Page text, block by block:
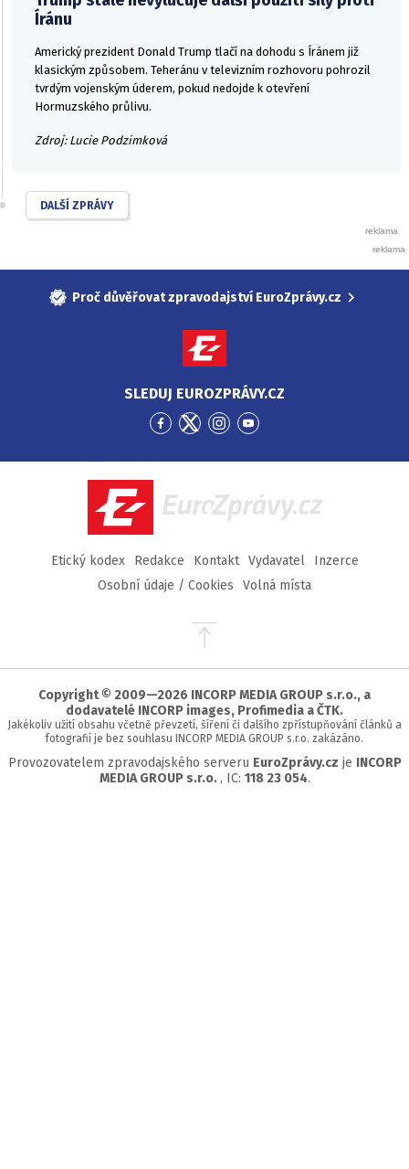
Íránu
Americký prezident Donald Trump tlačí na dohodu s Íránem již
klasickým způsobem. Teheránu v televizním rozhovoru pohrozil
tvrdým vojenským úderem, pokud nedojde k otevření
Hormuzského průlivu.
Zdroj: Lucie Podzimková
DALŠÍ ZPRÁVY
Proč důvěřovat zpravodajství EuroZprávy.cz
SLEDUJ EUROZPRÁVY.CZ
Přejít
Facebook
Přejít
Twitter
Přejít
Instagram
Přejít
YouTube
EuroZprávy.cz
Etický kodex Redakce Kontakt Vydavatel
Inzerce
Osobní údaje / Cookies
Volná místa
Přejít
stránky
Copyright © 2009—2026 INCORP MEDIA GROUP s.r.o., a
dodavatelé INCORP images, Profimedia a ČTK.
Jakékoliv užití obsahu včetně převzetí, šíření či dalšího zpřístupňování článků a
fotografií je bez souhlasu INCORP MEDIA GROUP s.r.o. zakázáno.
Provozovatelem zpravodajského serveru EuroZprávy.cz je INCORP
MEDIA GROUP s.r.o. , IC: 118 23 054.